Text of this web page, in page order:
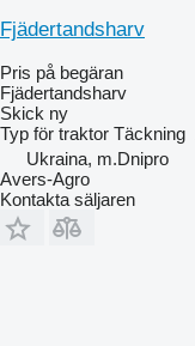
Fjädertandsharv
Pris på begäran
Fjädertandsharv
Skick ny
Typ för traktor Täckning
Ukraina, m.Dnipro
Avers-Agro
Kontakta säljaren